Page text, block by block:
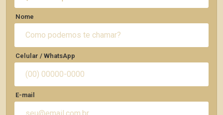
Nome
Celular / WhatsApp
E-mail